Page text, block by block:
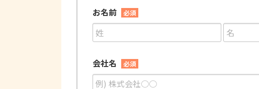
お名前 必須
会社名 必須